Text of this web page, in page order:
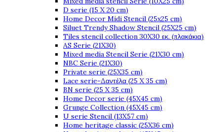
D serie (15 X 20 cm)
Home Decor Midi Stencil (25x25 cm)
Siluet Trendy Shadow Stencil (25X25 cm)
Tiles stencil collection 30X30 εκ. (πλακάκια)
AS Serie (21X30)
Mixed media Stencil Serie (21X30 cm)
NBC Serie (21X30)
Private serie (25X35 cm)
Lace serie-Δαντέλα (25 X 35 cm)
BN serie (25 X 35 cm)
Home Decor serie (45X45 cm)
Grunge Collection (45X45 cm)
U serie Stencil (13X57 cm)
Home heritage classic (25X36 cm)